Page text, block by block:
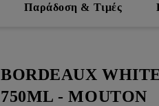
Παράδοση & Τιμές
BORDEAUX
750ML - MOUTON